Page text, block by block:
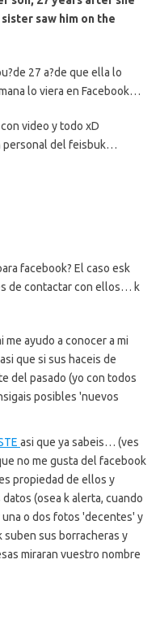
saw him on the
27 a?de que ella lo
lo viera en Facebook…
video y todo xD
personal del feisbuk…
facebook? El caso esk
de contactar con ellos… k
me ayudo a conocer a mi
que si sus haceis de
del pasado (yo con todos
posibles 'nuevos
asi que ya sabeis… (ves
no me gusta del facebook
propiedad de ellos y
(osea k alerta, cuando
o dos fotos 'decentes' y
suben sus borracheras y
miraran vuestro nombre